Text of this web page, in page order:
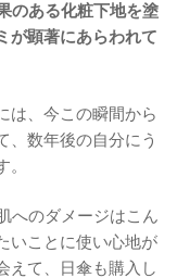
のある化粧下地を塗
が顕著にあらわれて
は、今この瞬間から
、数年後の自分にう
へのダメージはこん
いことに使い心地が
えて、日傘も購入し